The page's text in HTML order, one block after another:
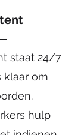
staat 24/7
klaar om
hulp